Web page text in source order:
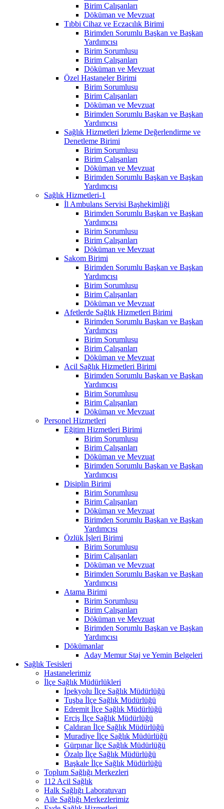
Birim Çalışanları
Döküman ve Mevzuat
Tıbbi Cihaz ve Eczacılık Birimi
Birimden Sorumlu Başkan ve Başkan
Yardımcısı
Birim Sorumlusu
Birim Çalışanları
Döküman ve Mevzuat
Özel Hastaneler Birimi
Birim Sorumlusu
Birim Çalışanları
Döküman ve Mevzuat
Birimden Sorumlu Başkan ve Başkan
Yardımcısı
Sağlık Hizmetleri İzleme Değerlendirme ve
Denetleme Birimi
Birim Sorumlusu
Birim Çalışanları
Döküman ve Mevzuat
Birimden Sorumlu Başkan ve Başkan
Yardımcısı
Sağlık Hizmetleri-1
İl Ambulans Servisi Başhekimliği
Birimden Sorumlu Başkan ve Başkan
Yardımcısı
Birim Sorumlusu
Birim Çalışanları
Döküman ve Mevzuat
Sakom Birimi
Birimden Sorumlu Başkan ve Başkan
Yardımcısı
Birim Sorumlusu
Birim Çalışanları
Döküman ve Mevzuat
Afetlerde Sağlık Hizmetleri Birimi
Birimden Sorumlu Başkan ve Başkan
Yardımcısı
Birim Sorumlusu
Birim Çalışanları
Döküman ve Mevzuat
Acil Sağlık Hizmetleri Birimi
Birimden Sorumlu Başkan ve Başkan
Yardımcısı
Birim Sorumlusu
Birim Çalışanları
Döküman ve Mevzuat
Personel Hizmetleri
Eğitim Hizmetleri Birimi
Birim Sorumlusu
Birim Çalışanları
Döküman ve Mevzuat
Birimden Sorumlu Başkan ve Başkan
Yardımcısı
Disiplin Birimi
Birim Sorumlusu
Birim Çalışanları
Döküman ve Mevzuat
Birimden Sorumlu Başkan ve Başkan
Yardımcısı
Özlük İşleri Birimi
Birim Sorumlusu
Birim Çalışanları
Döküman ve Mevzuat
Birimden Sorumlu Başkan ve Başkan
Yardımcısı
Atama Birimi
Birim Sorumlusu
Birim Çalışanları
Döküman ve Mevzuat
Birimden Sorumlu Başkan ve Başkan
Yardımcısı
Dökümanlar
Aday Memur Staj ve Yemin Belgeleri
Sağlık Tesisleri
Hastanelerimiz
İlçe Sağlık Müdürlükleri
İpekyolu İlçe Sağlık Müdürlüğü
Tuşba İlçe Sağlık Müdürlüğü
Edremit İlçe Sağlık Müdürlüğü
Erciş İlçe Sağlık Müdürlüğü
Çaldıran İlçe Sağlık Müdürlüğü
Muradiye İlçe Sağlık Müdürlüğü
Gürpınar İlçe Sağlık Müdürlüğü
Özalp İlçe Sağlık Müdürlüğü
Başkale İlçe Sağlık Müdürlüğü
Toplum Sağlığı Merkezleri
112 Acil Sağlık
Halk Sağlığı Laboratuvarı
Aile Sağlığı Merkezlerimiz